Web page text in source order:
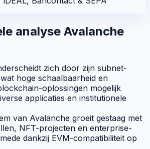
analyse Avalanche
zich door zijn subnet-
hoge schaalbaarheid en
oplossingen mogelijk
applicaties en institutionele
van Avalanche groeit gestaag met
NFT-projecten en enterprise-
dankzij EVM-compatibiliteit op